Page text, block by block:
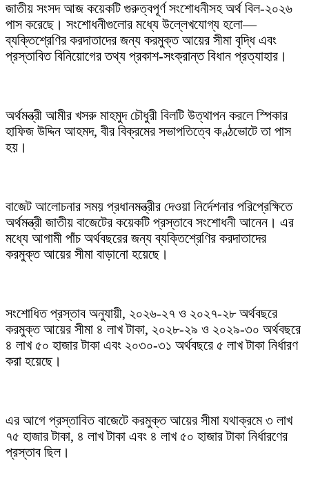
জাতীয় সংসদ আজ কয়েকটি গুরুত্বপূর্ণ সংশোধনীসহ অর্থ বিল-২০২৬
পাস করেছে। সংশোধনীগুলোর মধ্যে উল্লেখযোগ্য হলো—
ব্যক্তিশ্রেণির করদাতাদের জন্য করমুক্ত আয়ের সীমা বৃদ্ধি এবং
প্রস্তাবিত বিনিয়োগের তথ্য প্রকাশ-সংক্রান্ত বিধান প্রত্যাহার।
অর্থমন্ত্রী আমীর খসরু মাহমুদ চৌধুরী বিলটি উত্থাপন করলে স্পিকার
হাফিজ উদ্দিন আহমদ, বীর বিক্রমের সভাপতিত্বে কণ্ঠভোটে তা পাস
হয়।
বাজেট আলোচনার সময় প্রধানমন্ত্রীর দেওয়া নির্দেশনার পরিপ্রেক্ষিতে
অর্থমন্ত্রী জাতীয় বাজেটের কয়েকটি প্রস্তাবে সংশোধনী আনেন। এর
মধ্যে আগামী পাঁচ অর্থবছরের জন্য ব্যক্তিশ্রেণির করদাতাদের
করমুক্ত আয়ের সীমা বাড়ানো হয়েছে।
সংশোধিত প্রস্তাব অনুযায়ী, ২০২৬-২৭ ও ২০২৭-২৮ অর্থবছরে
করমুক্ত আয়ের সীমা ৪ লাখ টাকা, ২০২৮-২৯ ও ২০২৯-৩০ অর্থবছরে
৪ লাখ ৫০ হাজার টাকা এবং ২০৩০-৩১ অর্থবছরে ৫ লাখ টাকা নির্ধারণ
করা হয়েছে।
এর আগে প্রস্তাবিত বাজেটে করমুক্ত আয়ের সীমা যথাক্রমে ৩ লাখ
৭৫ হাজার টাকা, ৪ লাখ টাকা এবং ৪ লাখ ৫০ হাজার টাকা নির্ধারণের
প্রস্তাব ছিল।